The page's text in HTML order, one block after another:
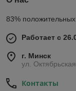
83% положительных
Работает с
г. Минск
ул.
Контакты